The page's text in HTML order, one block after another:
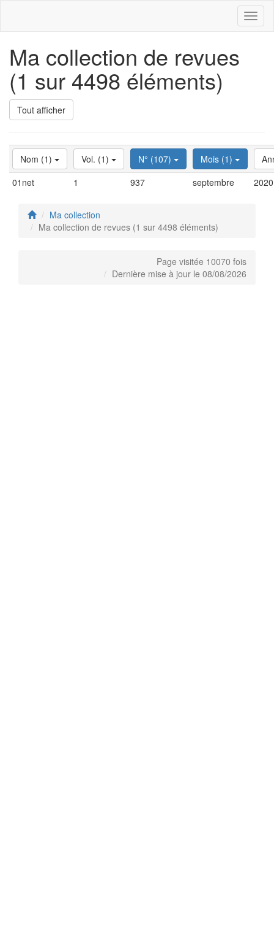
Ma collection de revues
(1 sur 4498 éléments)
Tout afficher
Nom (1) Vol. (1) N° (107) Mois (1)
01net
1 937 septembre 2020
Ma collection
Ma collection de revues (1 sur 4498 éléments)
Page visitée 10070 fois
Dernière mise à jour le 08/08/2026